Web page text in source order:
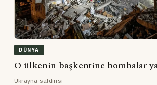
DÜNYA
O ülkenin başkentine bombalar
Ukrayna saldırısı